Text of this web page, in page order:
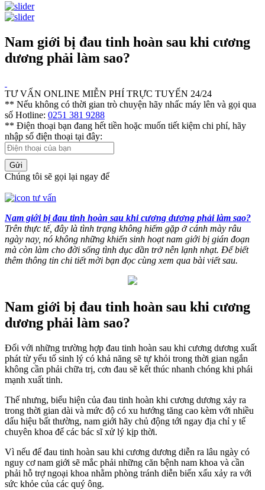
Nam giới bị đau tinh hoàn sau khi cương
dương phải làm sao?
TƯ VẤN ONLINE MIỄN PHÍ TRỰC TUYẾN 24/24
** Nếu không có thời gian trò chuyện hãy nhấc máy lên và gọi qua
số Hotline: 0251 381 9288
** Điện thoại bạn đang hết tiền hoặc muốn tiết kiệm chi phí, hãy
nhập số điện thoại tại đây:
Gửi
Chúng tôi sẽ gọi lại ngay để
Nam giới bị đau tinh hoàn sau khi cương dương phải làm sao?
Trên thực tế, đây là tình trạng không hiếm gặp ở cánh mày râu
ngày nay, nó không những khiến sinh hoạt nam giới bị gián đoạn
mà còn làm cho đời sống tình dục dần trở nên lạnh nhạt. Để biết
thêm thông tin chi tiết mời bạn đọc cùng xem qua bài viết sau.
Nam giới bị đau tinh hoàn sau khi cương
dương phải làm sao?
Đối với những trường hợp đau tinh hoàn sau khi cương dương xuất
phát từ yếu tố sinh lý có khả năng sẽ tự khỏi trong thời gian ngắn
không cần phải chữa trị, cơn đau sẽ kết thúc nhanh chóng khi phái
mạnh xuất tinh.
Thế nhưng, biểu hiện của đau tinh hoàn khi cương dương xảy ra
trong thời gian dài và mức độ có xu hướng tăng cao kèm với nhiều
dấu hiệu bất thường, nam giới hãy chủ động tới ngay địa chỉ y tế
chuyên khoa để các bác sĩ xử lý kịp thời.
Vì nếu để đau tinh hoàn sau khi cương dương diễn ra lâu ngày có
nguy cơ nam giới sẽ mắc phải những căn bệnh nam khoa và cần
phải hỗ trợ ngoại khoa nhằm phòng tránh diễn biến xấu xảy ra với
sức khỏe của các quý ông.